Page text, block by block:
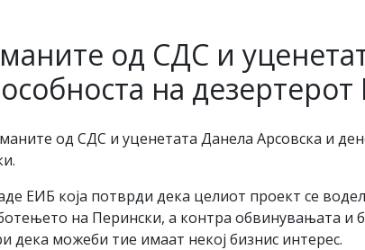
од СДС и
на дезертерот
од СДС и уценетата Данела Арсовска и
ЕИБ која потврди дека целиот проект се
на Перински, а контра обвинувањата
дека можеби тие имаат некој бизнис интерес.